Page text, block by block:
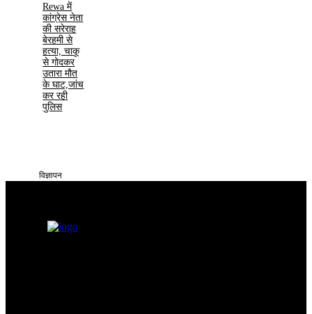
Rewa में
कांग्रेस नेता
की सरेराह
बेरहमी से
हत्या, चाकू
से गोदकर
उतारा मौत
के घाट,जांच
कर रही
पुलिस
विज्ञापन